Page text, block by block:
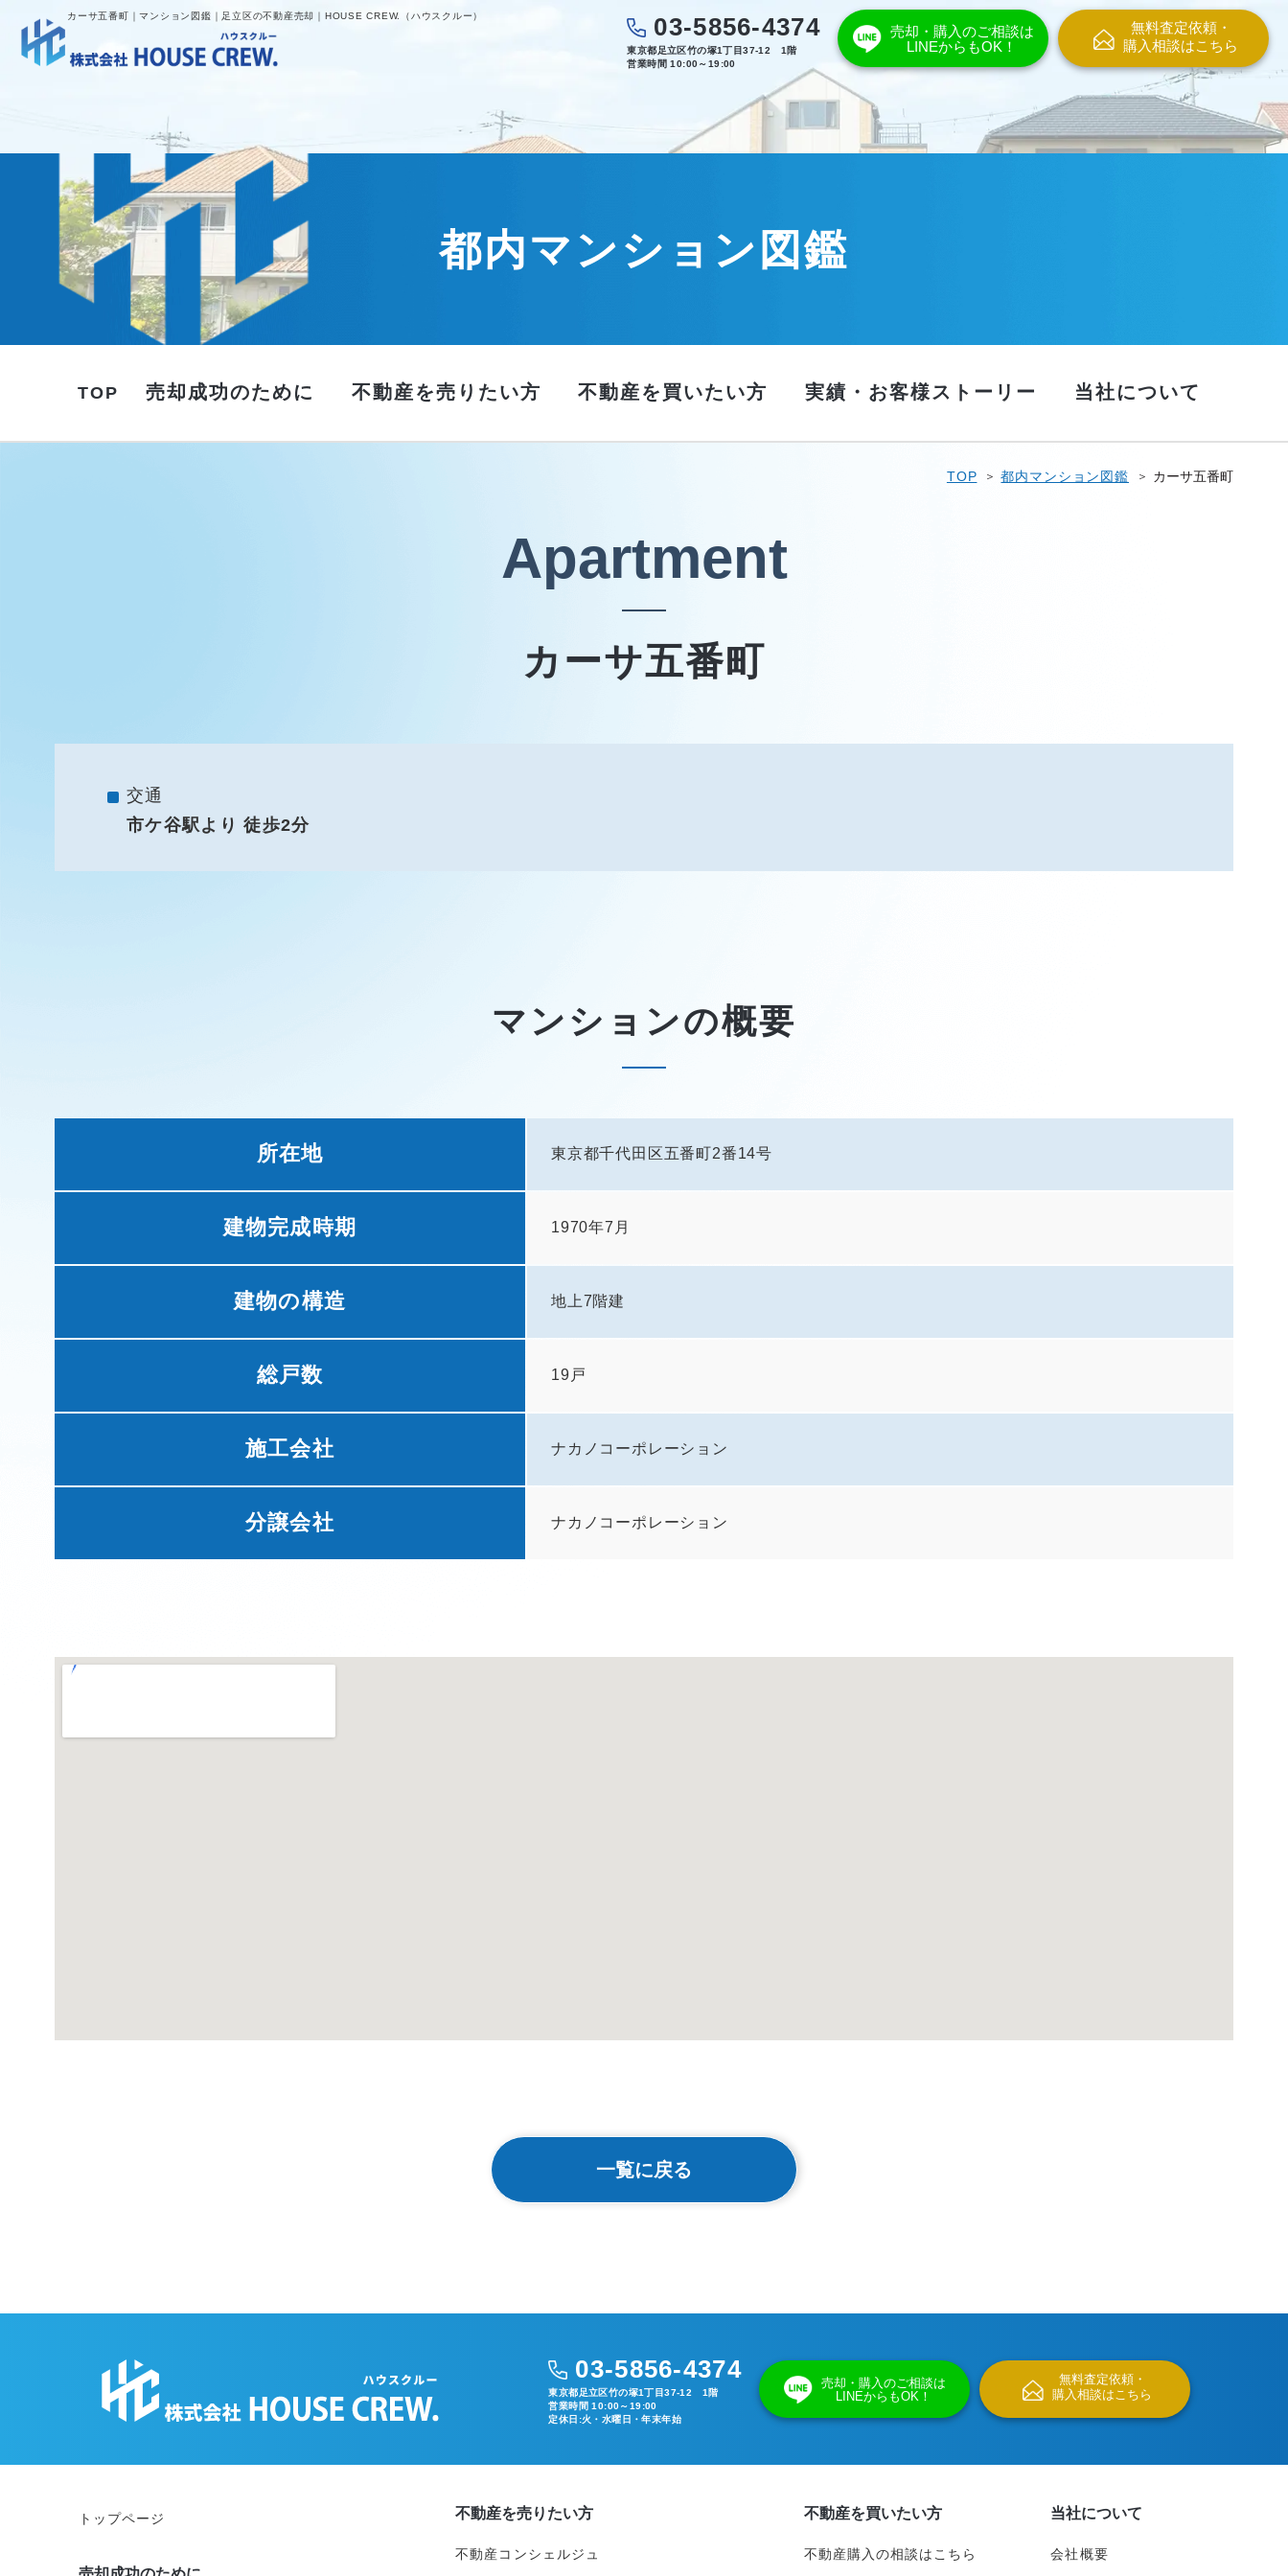
カーサ五番町｜マンション図鑑｜足立区の不動産売却｜HOUSE CREW.（ハウスクルー） 03-5856-4374
東京都足立区竹の塚1丁目37-12 1階
営業時間 10:00～19:00
売却・購入のご相談は
LINEからもOK！
無料査定依頼・
購入相談はこちら
都内マンション図鑑
TOP 売却成功のために 不動産を売りたい方 不動産を買いたい方 実績・お客様ストーリー 当社について
TOP 都内マンション図鑑 カーサ五番町
Apartment
カーサ五番町
交通
市ケ谷駅より 徒歩2分
マンションの概要
所在地 東京都千代田区五番町2番14号
建物完成時期 1970年7月
建物の構造 地上7階建
総戸数 19戸
施工会社 ナカノコーポレーション
分譲会社 ナカノコーポレーション
一覧に戻る
03-5856-4374
東京都足立区竹の塚1丁目37-12 1階
営業時間 10:00～19:00
定休日:火・水曜日・年末年始
売却・購入のご相談は
LINEからもOK！
無料査定依頼・
購入相談はこちら
トップページ 不動産を売りたい方
不動産コンシェルジュ
不動産を買いたい方
不動産購入の相談はこちら
当社について
会社概要